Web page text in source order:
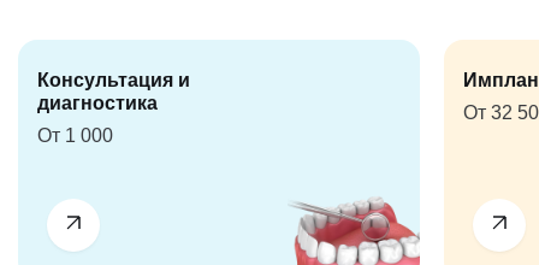
Консультация и
диагностика
От 1 000
От 32